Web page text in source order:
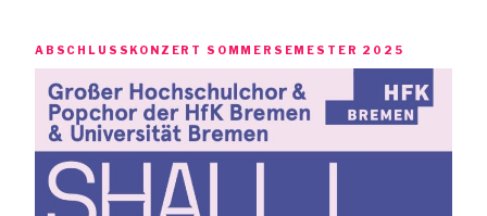
ABSCHLUSSKONZERT SOMMERSEMESTER 2025